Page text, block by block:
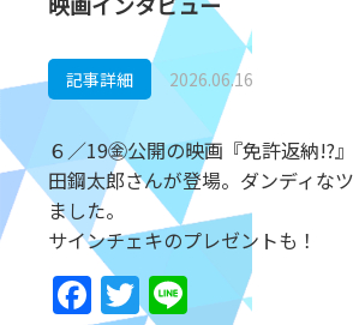
記事詳細 2026.06.16
６／19㊎公開の映画『免許返納!?
田鋼太郎さんが登場。ダンディな
ました。
サインチェキのプレゼントも！
Facebook
Twitter
Line